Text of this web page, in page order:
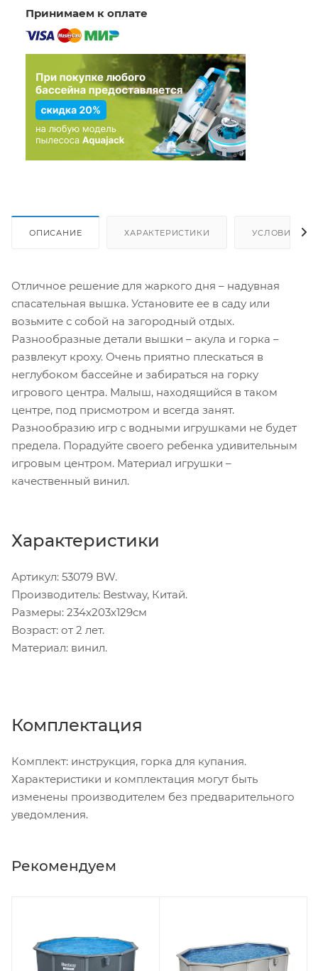
Принимаем к оплате
ОПИСАНИЕ ХАРАКТЕРИСТИКИ УСЛОВИЯ
Отличное решение для жаркого дня – надувная
спасательная вышка. Установите ее в саду или
возьмите с собой на загородный отдых.
Разнообразные детали вышки – акула и горка –
развлекут кроху. Очень приятно плескаться в
неглубоком бассейне и забираться на горку
игрового центра. Малыш, находящийся в таком
центре, под присмотром и всегда занят.
Разнообразию игр с водными игрушками не будет
предела. Порадуйте своего ребенка удивительным
игровым центром. Материал игрушки –
качественный винил.
Характеристики
Артикул: 53079 BW.
Производитель: Bestway, Китай.
Размеры: 234x203x129см
Возраст: от 2 лет.
Материал: винил.
Комплектация
Комплект: инструкция, горка для купания.
Характеристики и комплектация могут быть
изменены производителем без предварительного
уведомления.
Рекомендуем